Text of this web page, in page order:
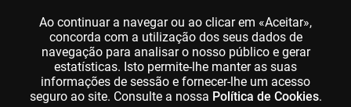
Ao continuar a navegar ou ao clicar em «Aceitar»,
concorda com a utilização dos seus dados de
navegação para analisar o nosso público e gerar
estatísticas. Isto permite-lhe manter as suas
informações de sessão e fornecer-lhe um acesso
seguro ao site. Consulte a nossa Política de Cookies.